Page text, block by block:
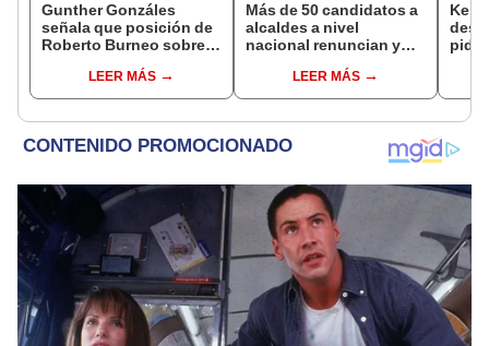
Gunther Gonzáles
señala que posición de
Roberto Burneo sobre
Aliaga no representan al
JNE
LEER MÁS
Más de 50 candidatos a
alcaldes a nivel
nacional renuncian y
encubiertaLEER MÁS
pida